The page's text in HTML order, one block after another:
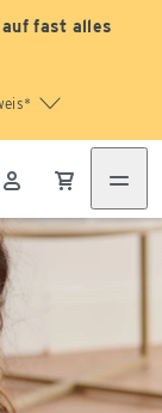
auf fast alles